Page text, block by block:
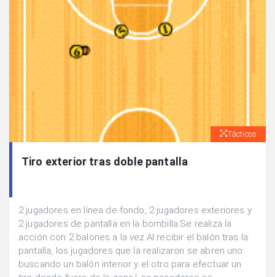
Tácticos
Tiro exterior tras doble pantalla
2 jugadores en línea de fondo, 2 jugadores exteriores y
2 jugadores de pantalla en la bombilla.Se realiza la
acción con 2 balones a la vez.Al recibir el balón tras la
pantalla, los jugadores que la realizaron se abren uno
buscando un balón interior y el otro para efectuar un